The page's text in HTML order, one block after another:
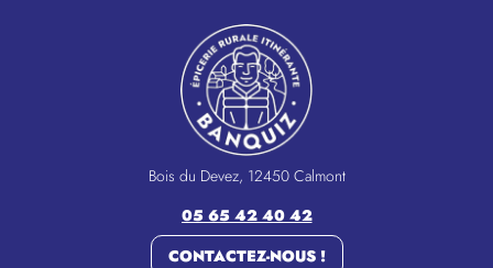
Bois du Devez, 12450 Calmont
05 65 42 40 42
CONTACTEZ-NOUS !